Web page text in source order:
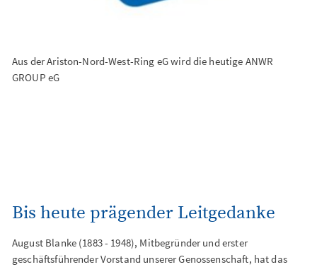
Aus der Ariston-Nord-West-Ring eG wird die heutige ANWR
GROUP eG
Bis heute prägender Leitgedanke
August Blanke (1883 - 1948), Mitbegründer und erster
geschäftsführender Vorstand unserer Genossenschaft, hat das